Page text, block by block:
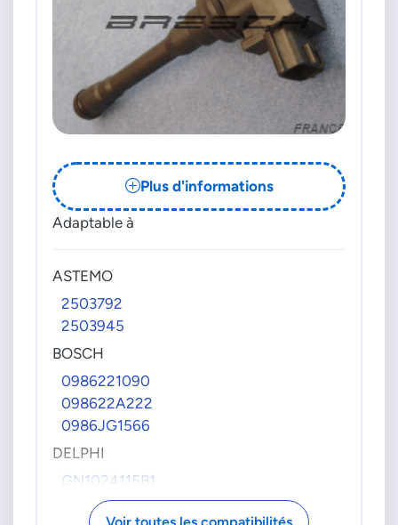
Plus d'informations
Adaptable à
ASTEMO
2503792
2503945
BOSCH
0986221090
098622A222
0986JG1566
DELPHI
GN1024115B1
GN11128
Voir toutes les compatibilités